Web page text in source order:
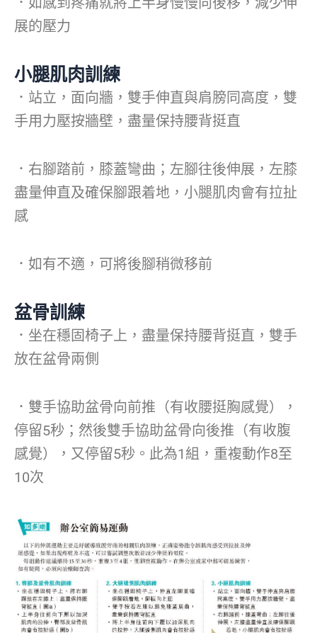
展的壓力
小腿肌肉訓練
．站立，面向牆，雙手伸直與肩膀同高度，雙
手用力壓按牆壁，盡量保持腰背挺直
．右腳踏前，膝蓋彎曲；左腳往後伸展，左膝
盡量伸直及確保腳跟着地，小腿肌肉會有拉扯
感
．如有不適，可將後腳稍微移前
盆骨訓練
．坐在穩固椅子上，盡量保持腰背挺直，雙手
放在盆骨兩側
．雙手協助盆骨向前推（有收腰挺胸感覺），
停留5秒；然後雙手協助盆骨向後推（有收腹
感覺），又停留5秒。此為1組，重複動作8至
10次